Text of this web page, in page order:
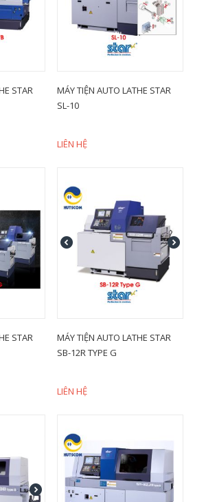
STAR
MÁY TIỆN AUTO LATHE STAR
SL-10
LIÊN HỆ
STAR
MÁY TIỆN AUTO LATHE STAR
SB-12R TYPE G
LIÊN HỆ